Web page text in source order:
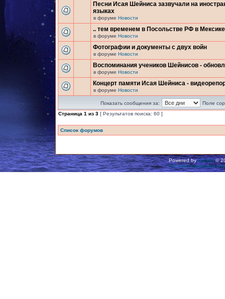
Песни Исая Шейниса зазвучали на
языках
в форуме Новости
.. тем временем в Посольстве РФ в
в форуме Новости
Фотографии и документы с двух войн
в форуме Новости
Воспоминания учеников Шейнисов -
в форуме Новости
Концерт памяти Исая Шейниса -
в форуме Новости
Показать сообщения за:
Поле
Страница 1 из 3 [ Результатов поиска: 60 ]
Список форумов
Powered byphpBB©
Русская поддержка